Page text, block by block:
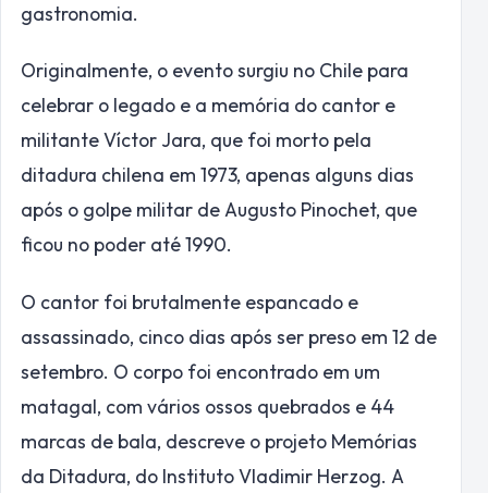
gastronomia.
Originalmente, o evento surgiu no Chile para
celebrar o legado e a memória do cantor e
militante Víctor Jara, que foi morto pela
ditadura chilena em 1973, apenas alguns dias
após o golpe militar de Augusto Pinochet, que
ficou no poder até 1990.
O cantor foi brutalmente espancado e
assassinado, cinco dias após ser preso em 12 de
setembro. O corpo foi encontrado em um
matagal, com vários ossos quebrados e 44
marcas de bala, descreve o projeto Memórias
da Ditadura, do Instituto Vladimir Herzog. A